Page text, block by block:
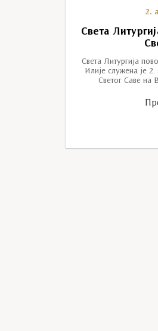
2.
Света
Света Литургија
Илије служена је
Светог Саве на